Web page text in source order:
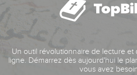
Un outil révolutionnaire de lecture et
ligne. Démarrez dès aujourd'hui le
vous avez